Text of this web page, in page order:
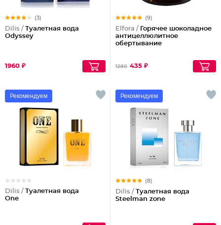
(3)
Dilis / Туалетная вода
Odyssey
1960 ₽
(9)
Elfora / Горячее шоколадное
антицеллюлитное
обертывание
1280 435 ₽
Рекомендуем
Dilis / Туалетная вода
One
Рекомендуем
(8)
Dilis / Туалетная вода
Steelman zone